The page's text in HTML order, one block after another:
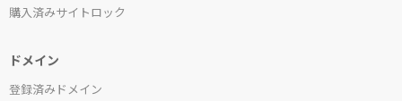
購入済みサイトロック
ドメイン
登録済みドメイン